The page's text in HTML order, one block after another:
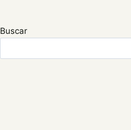
Buscar